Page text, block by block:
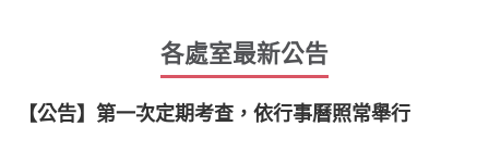
各處室最新公告
【公告】第一次定期考查，依行事曆照常舉行